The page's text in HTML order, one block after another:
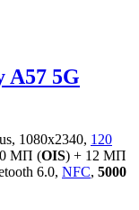
A57 5G
1080x2340, 120
МП (OIS) + 12 МП
6.0, NFC, 5000